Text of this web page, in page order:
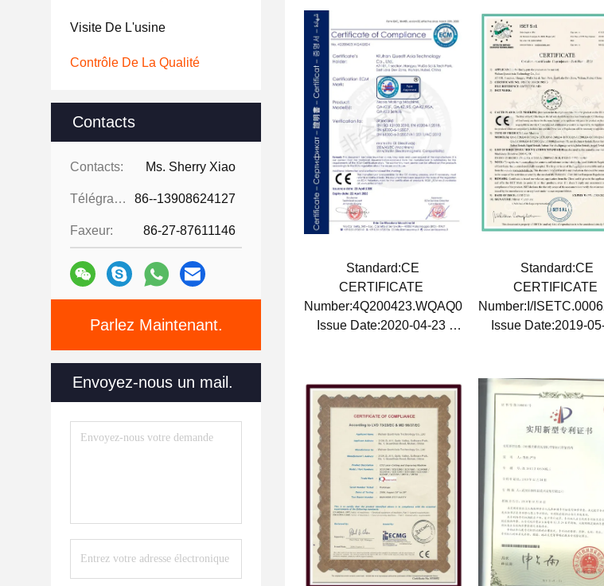
Visite De L'usine
Contrôle De La Qualité
Contacts
Contacts: Ms. Sherry Xiao
Télégramme: 86--13908624127
Faxeur: 86-27-87611146
Parlez Maintenant.
Envoyez-nous un mail.
Standard:CE
CERTIFICATE
Number:4Q200423.WQAQ024
Issue Date:2020-04-23
Standard:CE
CERTIFICATE
Number:I/
Issue Date:2019-